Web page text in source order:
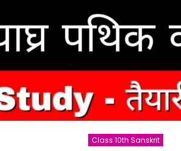
Class 10th Sanskrit